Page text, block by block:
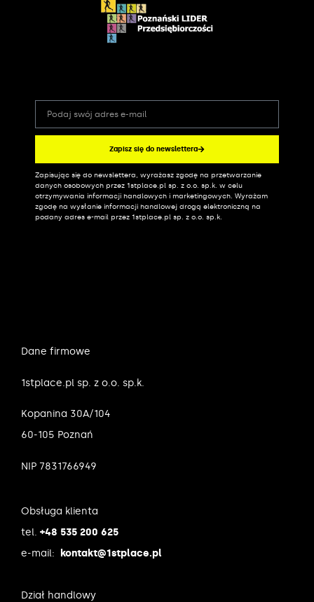
Zapisz się do newslettera
Alternative:
Zapisując się do newslettera, wyrażasz zgodę na przetwarzanie
danych osobowych przez 1stplace.pl sp. z o.o. sp.k. w celu
otrzymywania informacji handlowych i marketingowych. Wyrażam
zgodę na wysłanie informacji handlowej drogą elektroniczną na
podany adres e-mail przez 1stplace.pl sp. z o.o. sp.k.
Dane firmowe
1stplace.pl sp. z o.o. sp.k.
Kopanina 30A/104
60-105 Poznań
NIP 7831766949
Obsługa klienta
tel. +48 535 200 625
e-mail:
kontakt@1stplace.pl
Dział handlowy